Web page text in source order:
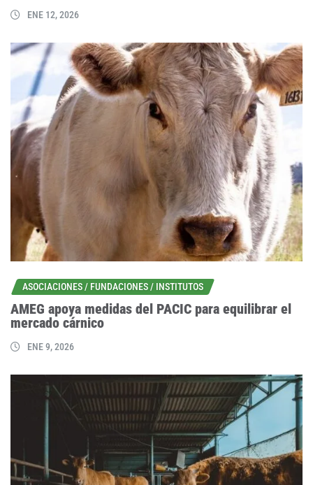
ENE 12, 2026
ASOCIACIONES / FUNDACIONES / INSTITUTOS
AMEG apoya medidas del PACIC para equilibrar el
mercado cárnico
ENE 9, 2026